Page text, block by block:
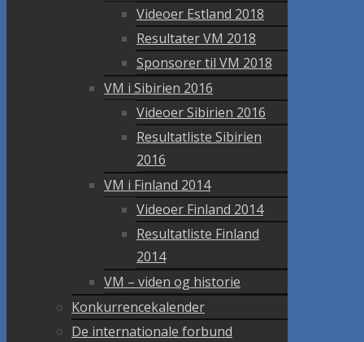
Videoer Estland 2018
Resultater VM 2018
Sponsorer til VM 2018
VM i Sibirien 2016
Videoer Sibirien 2016
Resultatliste Sibirien
2016
VM i Finland 2014
Videoer Finland 2014
Resultatliste Finland
2014
VM – viden og historie
Konkurrencekalender
De internationale forbund